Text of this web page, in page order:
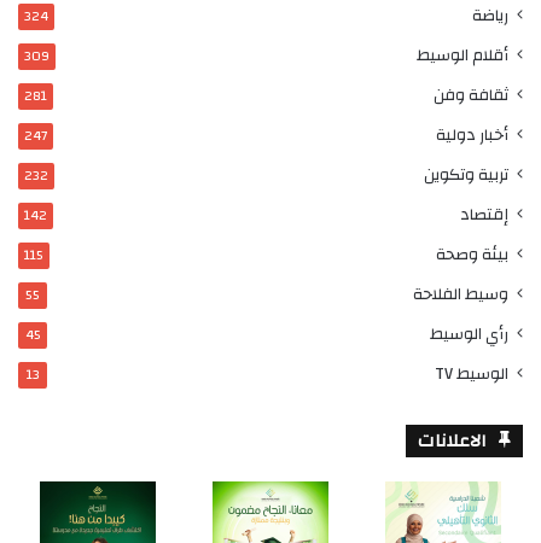
رياضة 324
أقلام الوسيط 309
ثقافة وفن 281
أخبار دولية 247
تربية وتكوين 232
إقتصاد 142
بيئة وصحة 115
وسيط الفلاحة 55
رأي الوسيط 45
الوسيط TV 13
الاعلانات